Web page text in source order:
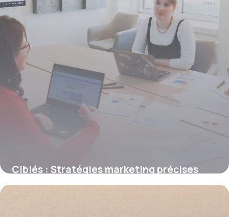
Ciblés : Stratégies marketing précises
2026